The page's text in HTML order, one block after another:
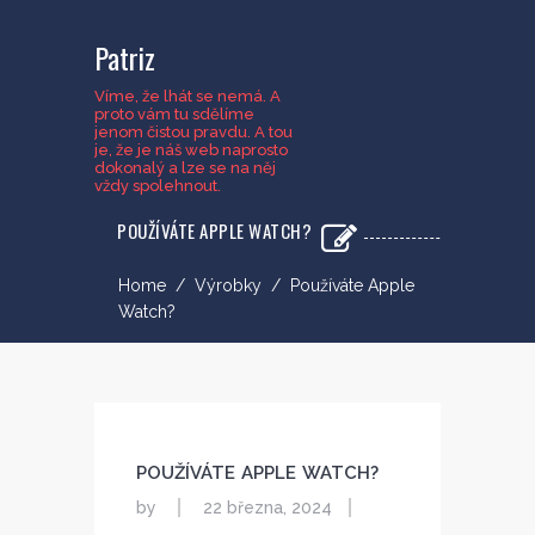
Patriz
Víme, že lhát se nemá. A
proto vám tu sdělíme
jenom čistou pravdu. A tou
je, že je náš web naprosto
dokonalý a lze se na něj
vždy spolehnout.
POUŽÍVÁTE APPLE WATCH?
Home / Výrobky /
Používáte Apple
Watch?
POUŽÍVÁTE APPLE WATCH?
by 22 března, 2024